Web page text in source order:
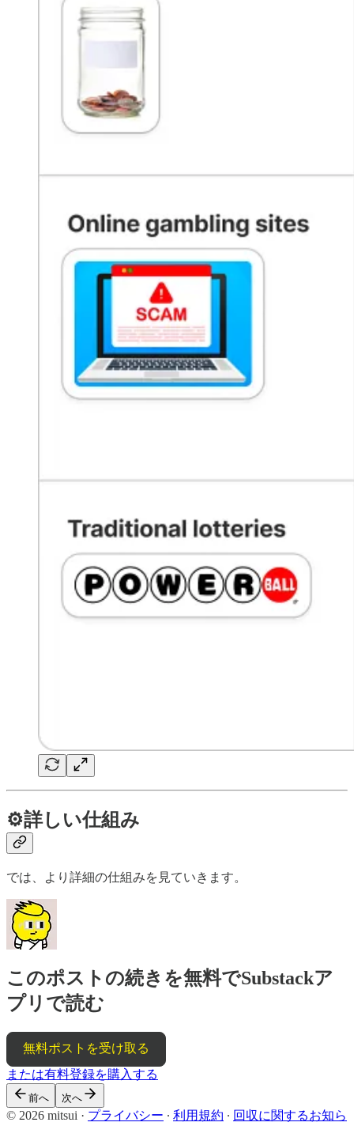
⚙️詳しい仕組み
では、より詳細の仕組みを見ていきます。
このポストの続きを無料でSubstackア
プリで読む
無料ポストを受け取る
または有料登録を購入する
前へ 次へ
© 2026 mitsui · プライバシー ∙ 利用規約 ∙ 回収に関するお知ら